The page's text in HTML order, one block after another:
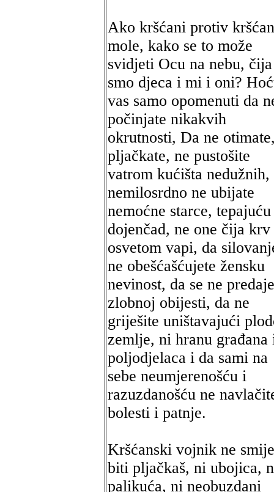
Ako kršćani protiv
mole, kako se to može
svidjeti Ocu na nebu, čija
smo djeca i mi i oni?
vas samo opomenuti da
počinjate nikakvih
okrutnosti, Da ne
pljačkate, ne pustošite
vatrom kućišta nedužnih,
nemilosrdno ne ubijate
nemoćne starce, tepajuću
dojenčad, ne one čija krv
osvetom vapi, da
ne obešćašćujete žensku
nevinost, da se ne
zlobnoj obijesti, da ne
griješite uništavajući
zemlje, ni hranu građana
poljodjelaca i da sami na
sebe neumjerenošću i
razuzdanošću ne
bolesti i patnje.
Kršćanski vojnik ne smije
biti pljačkaš, ni ubojica,
palikuća, ni neobuzdani